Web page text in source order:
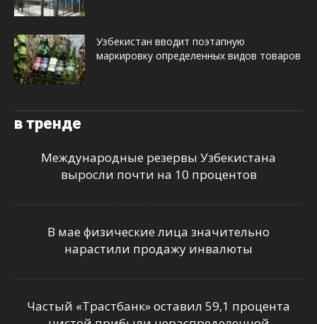
Узбекистан вводит поэтапную
маркировку определенных видов товаров
в тренде
Международные резервы Узбекистана
выросли почти на 10 процентов
В мае физические лица значительно
нарастили продажу инвалюты
Частый «Трастбанк» оставил 59,1 процента